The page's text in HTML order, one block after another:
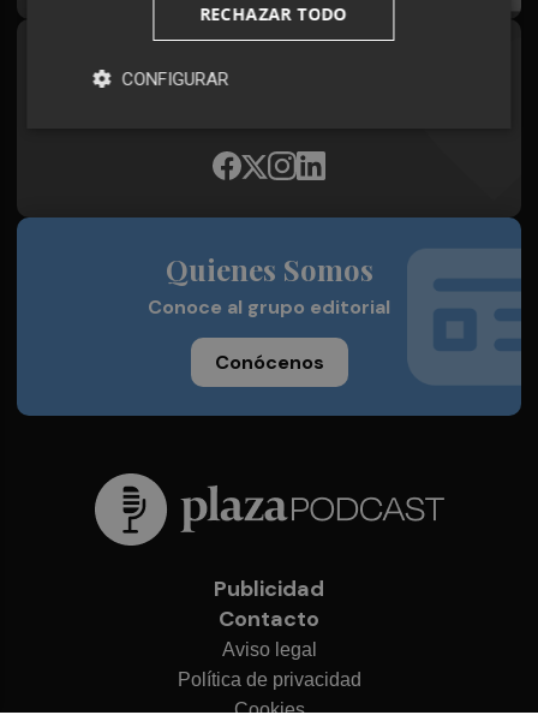
Síguenos en redes
Quienes Somos
Conoce al grupo editorial
Conócenos
Publicidad
Contacto
Aviso legal
Política de privacidad
Cookies
RECHAZAR TODO
CONFIGURAR